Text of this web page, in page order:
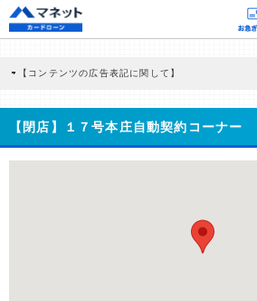
【コンテンツの広告表記に関して】
商品を根拠なくPRするものではなく、当編集部の調
どに基づき、公平性を担保した情報提供を行っていま
>提携企業一覧
【閉店】１７号本庄自動契約コーナー